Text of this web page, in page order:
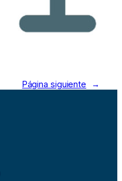
Página siguiente →